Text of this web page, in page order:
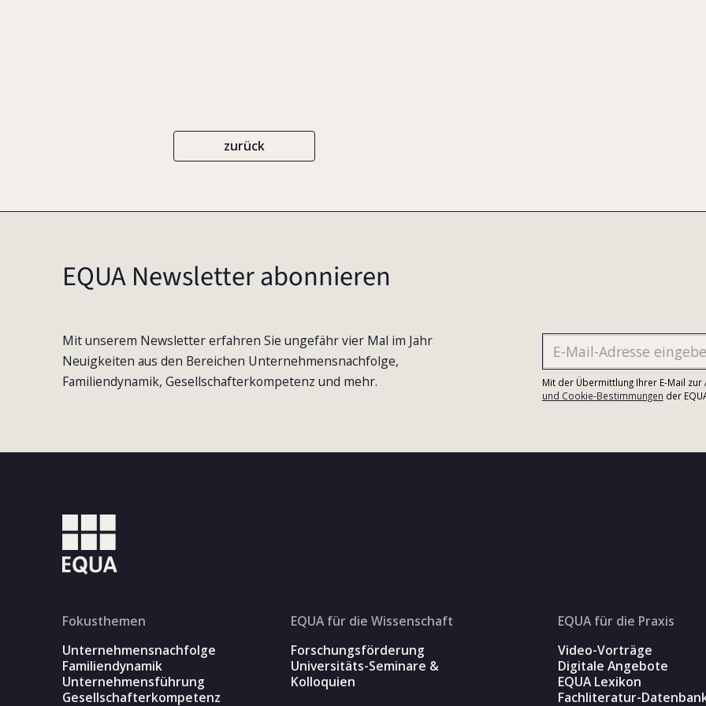
zurück
EQUA Newsletter abonnieren
Mit unserem Newsletter erfahren Sie ungefähr vier Mal im Jahr
Neuigkeiten aus den Bereichen Unternehmensnachfolge,
Familiendynamik, Gesellschafterkompetenz und mehr.
Mit der Übermittlung Ihrer E-Mail
und Cookie-Bestimmungen der
Fokusthemen
Unternehmensnachfolge
Familiendynamik
Unternehmensführung
Gesellschafterkompetenz
EQUA für die Wissenschaft
Forschungsförderung
Universitäts-Seminare &
Kolloquien
EQUA für die Praxis
Video-Vorträge
Digitale Angebote
EQUA Lexikon
Fachliteratur-